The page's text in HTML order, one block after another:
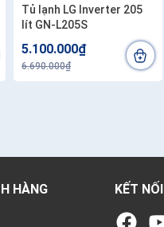
Tủ lạnh LG Inverter 205
lít GN-L205S
5.100.000₫
6.690.000₫
HÀNG KẾT NỐI